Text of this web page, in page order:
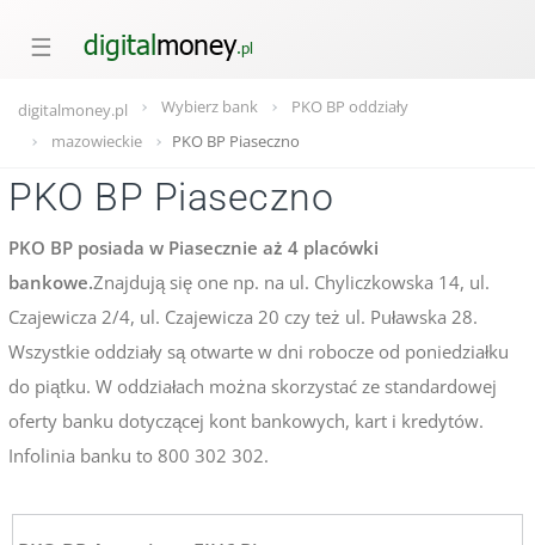
☰
digitalmoney.pl Wybierz bank
PKO BP oddziały
mazowieckie
PKO BP Piaseczno
PKO BP Piaseczno
PKO BP posiada w Piasecznie aż 4 placówki
bankowe.Znajdują się one np. na ul. Chyliczkowska 14, ul.
Czajewicza 2/4, ul. Czajewicza 20 czy też ul. Puławska 28.
Wszystkie oddziały są otwarte w dni robocze od poniedziałku
do piątku. W oddziałach można skorzystać ze standardowej
oferty banku dotyczącej kont bankowych, kart i kredytów.
Infolinia banku to 800 302 302.